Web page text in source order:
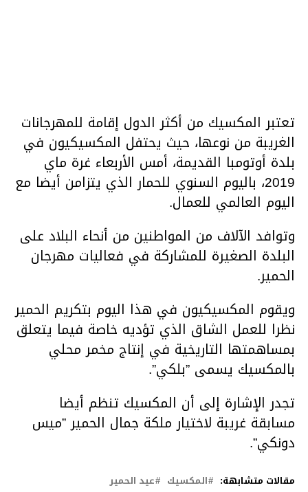
تعتبر المكسيك من أكثر الدول إقامة للمهرجانات
الغريبة من نوعها، حيث يحتفل المكسيكيون في
بلدة أوتومبا القديمة، أمس الأربعاء غرة ماي
2019، باليوم السنوي للحمار الذي يتزامن أيضا مع
اليوم العالمي للعمال.
وتوافد الآلاف من المواطنين من أنحاء البلاد على
البلدة الصغيرة للمشاركة في فعاليات مهرجان
الحمير.
ويقوم المكسيكيون في هذا اليوم بتكريم الحمير
نظرا للعمل الشاق الذي تؤديه خاصة فيما يتعلق
بمساهمتها التاريخية في إنتاج مخمر محلي
بالمكسيك يسمى ”بلكي”.
تجدر الإشارة إلى أن المكسيك تنظم أيضا
مسابقة غريبة لاختيار ملكة جمال الحمير ”ميس
دونكي”.
مقالات متشابهة: المكسيك عيد الحمير